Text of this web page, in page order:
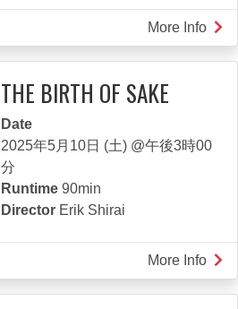
More Info
THE
THE BIRTH OF SAKE
Date
2025年5月10日 (土) @午後3時00
分
Runtime 90min
Director Erik Shirai
More Info
THE